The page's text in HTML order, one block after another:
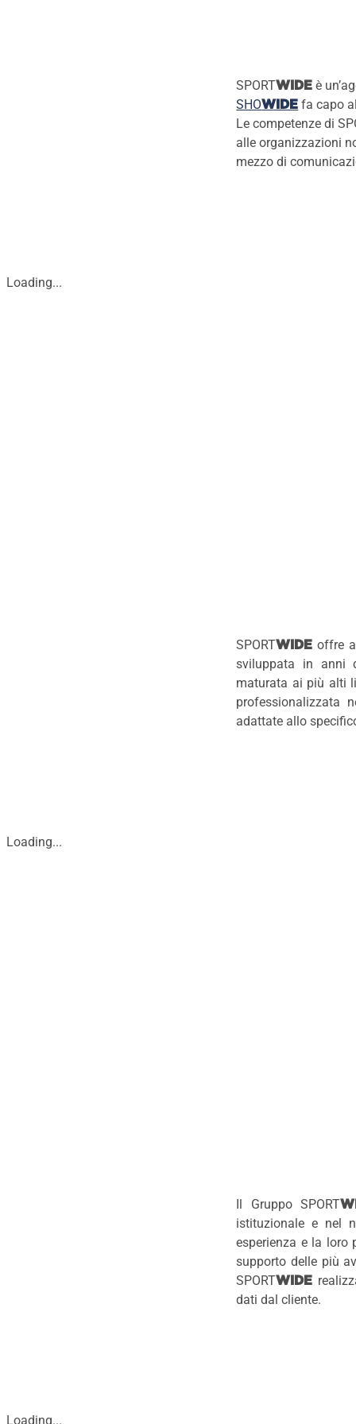
SPORTWIDE è
SHOWIDE fa capo
Le competenze di
alle organizzazioni
mezzo di
Loading...
SPORTWIDE offre
sviluppata in anni
maturata ai più alti
professionalizzata
adattate allo
Loading...
Il Gruppo SPORT
istituzionale e nel
esperienza e la loro
supporto delle più
SPORTWIDE
dati dal cliente.
Loading...